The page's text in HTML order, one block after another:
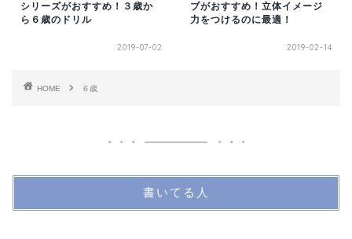
シリーズがおすすめ！３歳か
ら６歳のドリル
2019-07-02
ブがおすすめ！立体イメージ
力をつけるのに最適！
2019-02-14
HOME ６歳
書いてる人